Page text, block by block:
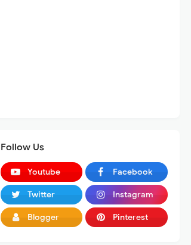
Follow Us
Youtube Facebook
Twitter Instagram
Blogger Pinterest